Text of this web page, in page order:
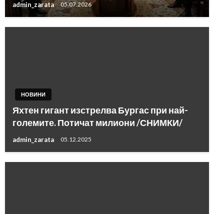
admin_zarata 05.07.2026
НОВИНИ
Яхтен гигант изстрелва Бургас при най-
големите. Потичат милиони /СНИМКИ/
admin_zarata 05.12.2025